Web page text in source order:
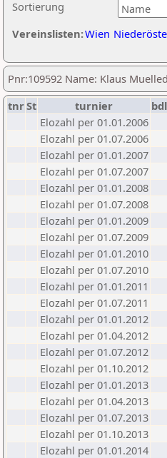
Sortierung
Vereinslisten:Wien
Pnr:109592 Name: Klaus
tnrSt turnier
Elozahl per 01.01.2006
Elozahl per 01.07.2006
Elozahl per 01.01.2007
Elozahl per 01.07.2007
Elozahl per 01.01.2008
Elozahl per 01.07.2008
Elozahl per 01.01.2009
Elozahl per 01.07.2009
Elozahl per 01.01.2010
Elozahl per 01.07.2010
Elozahl per 01.01.2011
Elozahl per 01.07.2011
Elozahl per 01.01.2012
Elozahl per 01.04.2012
Elozahl per 01.07.2012
Elozahl per 01.10.2012
Elozahl per 01.01.2013
Elozahl per 01.04.2013
Elozahl per 01.07.2013
Elozahl per 01.10.2013
Elozahl per 01.01.2014